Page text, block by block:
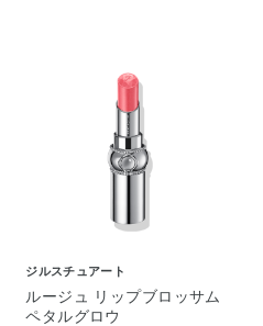
ジルスチュアート
ルージュ リップブロッサム
ペタルグロウ